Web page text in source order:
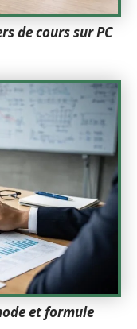
de cours sur PC
et formule